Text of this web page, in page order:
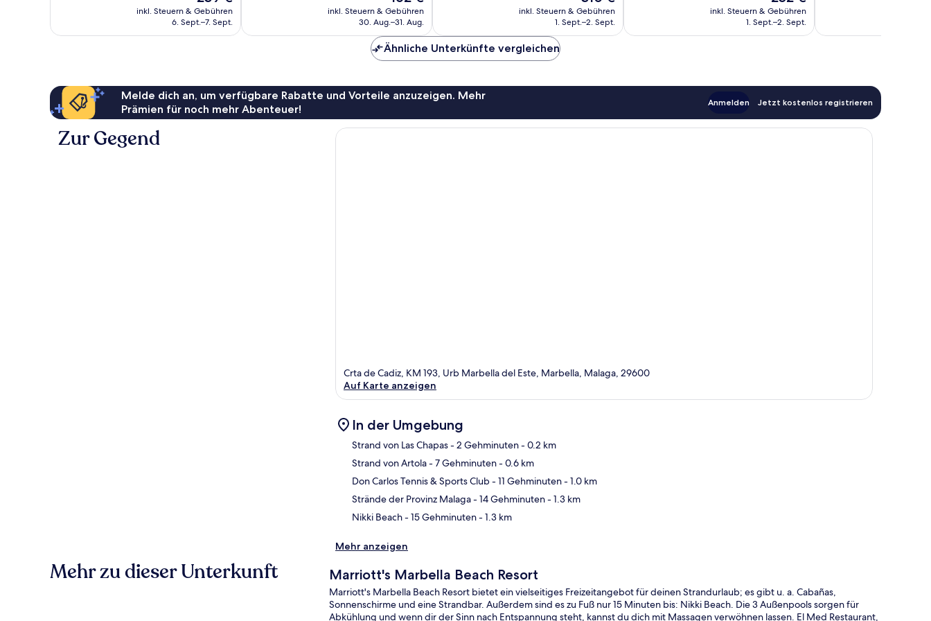
Preis
beträgt
inkl. Steuern & Gebühren
6. Sept.–7. Sept.
Preis
beträgt
inkl. Steuern & Gebühren
30. Aug.–31. Aug.
Preis
beträgt
inkl. Steuern & Gebühren
1. Sept.–2. Sept.
Preis
beträgt
inkl. Steuern & Gebühren
1. Sept.–2. Sept.
Ähnliche Unterkünfte vergleichen
Melde dich an, um verfügbare Rabatte und Vorteile anzuzeigen. Mehr
Prämien für noch mehr Abenteuer!
Anmelden Jetzt kostenlos registrieren
Zur Gegend
Crta de Cadiz, KM 193, Urb Marbella del Este, Marbella, Malaga, 29600
Auf Karte anzeigen
In der Umgebung
Strand von Las Chapas- 2 Gehminuten- 0.2 km
Strand von Artola- 7 Gehminuten- 0.6 km
Don Carlos Tennis & Sports Club- 11 Gehminuten- 1.0 km
Strände der Provinz Malaga- 14 Gehminuten- 1.3 km
Nikki Beach- 15 Gehminuten- 1.3 km
Mehr anzeigen
Mehr zu dieser Unterkunft Marriott's Marbella Beach Resort
Marriott's Marbella Beach Resort bietet ein vielseitiges Freizeitangebot für deinen Strandurlaub; es gibt u. a. Cabañas,
Sonnenschirme und eine Strandbar. Außerdem sind es zu Fuß nur 15 Minuten bis: Nikki Beach. Die 3 Außenpools sorgen für
Abkühlung und wenn dir der Sinn nach Entspannung steht, kannst du dich mit Massagen verwöhnen lassen. El Med Restaurant,